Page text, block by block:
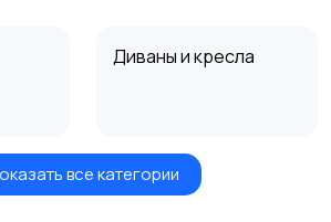
Диваны и кресла
Кухонные гарнитуры
все категории